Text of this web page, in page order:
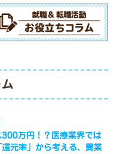
300万円！？医療業界では
元率」から考える、異業